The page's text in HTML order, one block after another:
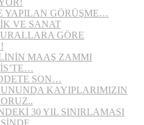
YAPILAN GÖRÜŞME…
VE SANAT
GÖRE
MAAŞ ZAMMI
SON…
KAYIPLARIMIZIN
30 YIL SINIRLAMASI